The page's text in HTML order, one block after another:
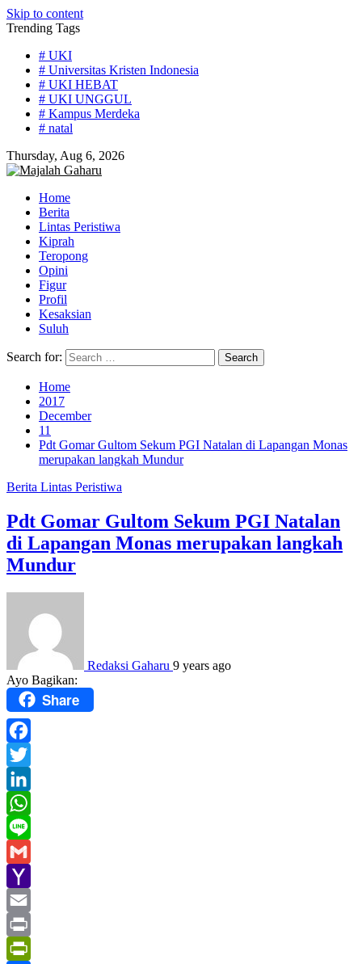
Skip to content
Trending Tags
# UKI
# Universitas Kristen Indonesia
# UKI HEBAT
# UKI UNGGUL
# Kampus Merdeka
# natal
Thursday, Aug 6, 2026
Home
Berita
Lintas Peristiwa
Kiprah
Teropong
Opini
Figur
Profil
Kesaksian
Suluh
Search for:
Home
2017
December
11
Pdt Gomar Gultom Sekum PGI Natalan di Lapangan Monas
merupakan langkah Mundur
Berita Lintas Peristiwa
Pdt Gomar Gultom Sekum PGI Natalan
di Lapangan Monas merupakan langkah
Mundur
Redaksi Gaharu 9 years ago
Ayo Bagikan:
Share
Facebook
Twitter
LinkedIn
WhatsApp
Line
Gmail
Yahoo
Mail
Email
Print